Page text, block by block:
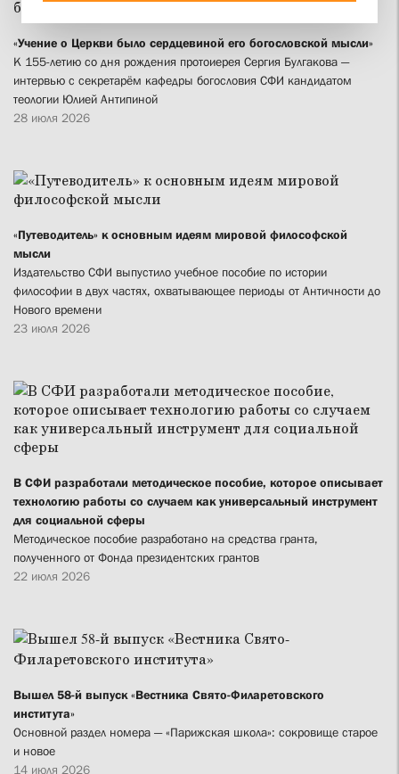
«Учение о Церкви было сердцевиной его богословской мысли»
К 155-летию со дня рождения протоиерея Сергия Булгакова —
интервью с секретарём кафедры богословия СФИ кандидатом
теологии Юлией Антипиной
28 июля 2026
«Путеводитель» к основным идеям мировой философской
мысли
Издательство СФИ выпустило учебное пособие по истории
философии в двух частях, охватывающее периоды от Античности до
Нового времени
23 июля 2026
В СФИ разработали методическое пособие, которое описывает
технологию работы со случаем как универсальный инструмент
для социальной сферы
Методическое пособие разработано на средства гранта,
полученного от Фонда президентских грантов
22 июля 2026
Вышел 58-й выпуск «Вестника Свято-Филаретовского
института»
Основной раздел номера — «Парижская школа»: сокровище старое
и новое
14 июля 2026